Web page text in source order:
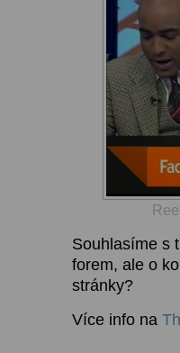
Souhlasíme s
forem, ale o
stránky?
Více info na